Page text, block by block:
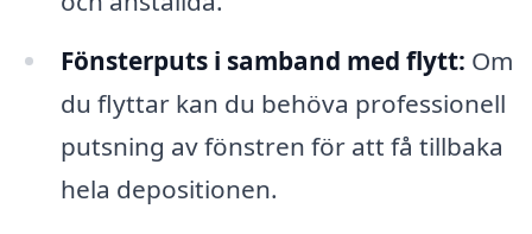
Fönsterputs i samband med flytt: Om
du flyttar kan du behöva professionell
putsning av fönstren för att få tillbaka
hela depositionen.